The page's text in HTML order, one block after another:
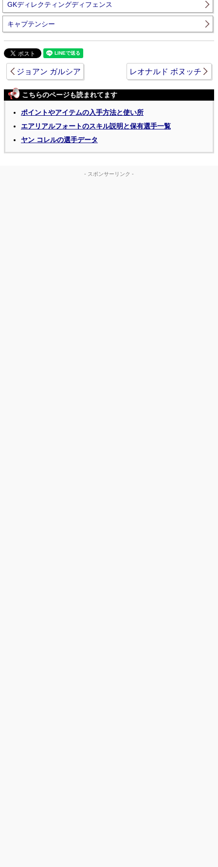
GKディレクティングディフェンス
キャプテンシー
ジョアン ガルシア レオナルド ボヌッチ
こちらのページも読まれてます
ポイントやアイテムの入手方法と使い所
エアリアルフォートのスキル説明と保有選手一覧
ヤン コレルの選手データ
- スポンサーリンク -